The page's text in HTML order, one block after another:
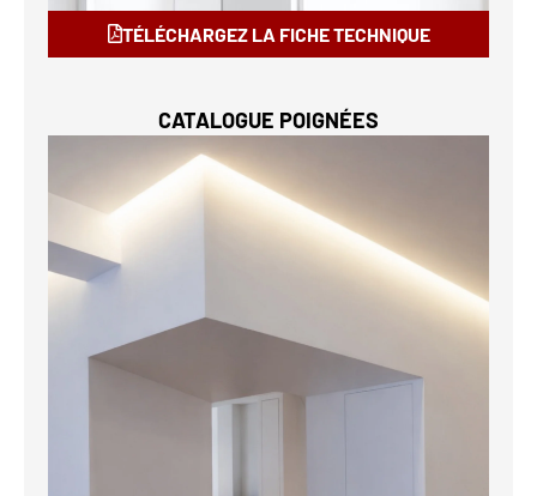
TÉLÉCHARGEZ LA FICHE TECHNIQUE
CATALOGUE POIGNÉES